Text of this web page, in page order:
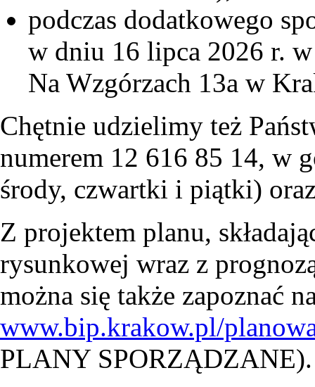
podczas dodatkowego
w dniu 16 lipca 2026 r.
Na Wzgórzach 13a w
Chętnie udzielimy też
numerem 12 616 85 14, w
środy, czwartki i piątki)
Z projektem planu,
rysunkowej wraz z
można się także zapoznać
www.bip.krakow.pl/
PLANY SPORZĄDZANE).